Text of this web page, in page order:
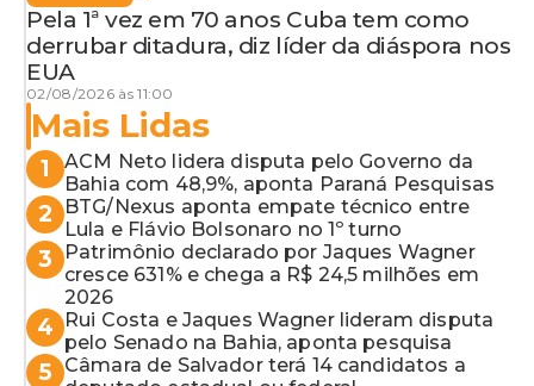
Pela 1ª vez em 70 anos Cuba tem como
derrubar ditadura, diz líder da diáspora nos
EUA
02/08/2026 às 11:00
Mais Lidas
1
ACM Neto lidera disputa pelo Governo da
Bahia com 48,9%, aponta Paraná Pesquisas
2
BTG/Nexus aponta empate técnico entre
Lula e Flávio Bolsonaro no 1º turno
3
Patrimônio declarado por Jaques Wagner
cresce 631% e chega a R$ 24,5 milhões em
2026
4
Rui Costa e Jaques Wagner lideram disputa
pelo Senado na Bahia, aponta pesquisa
5
Câmara de Salvador terá 14 candidatos a